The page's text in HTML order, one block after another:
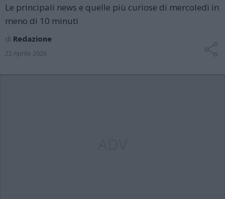
Le principali news e quelle più curiose di mercoledì in
meno di 10 minuti
di Redazione
22 Aprile 2026